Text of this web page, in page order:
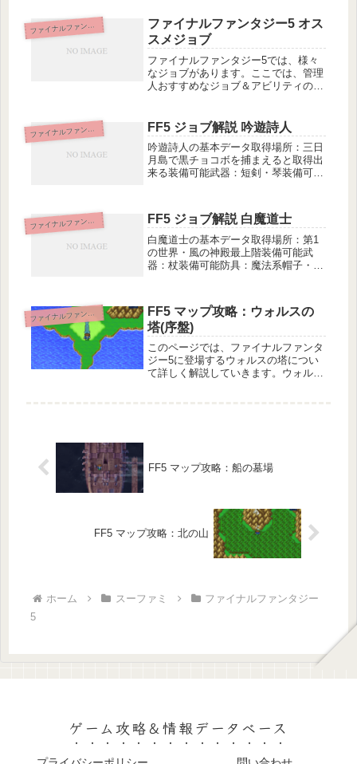
の館もあります。トゥールの村のエリ
ア特徴トゥールの村は海賊船入手後...
ファイナルファンタジー5
ファイナルファンタジー5 オス
スメジョブ
ファイナルファンタジー5では、様々
なジョブがあります。ここでは、管理
人おすすめなジョブ＆アビリティの組
～終盤魔法剣「ブレイク」は即死と同
等の効果があり、デスと違ってアンデ
ッ...
ファイナルファンタジー5 FF5 ジョブ解説 吟遊詩人
吟遊詩人の基本データ取得場所：三日
月島で黒チョコボを捕まえると取得出
来る装備可能武器：短剣・琴装備可能
が高く、力は低め。耐力の歌や素早さ
の歌などの味方支援やゆうわくのう
た、...
ファイナルファンタジー5 FF5 ジョブ解説 白魔道士
白魔道士の基本データ取得場所：第1
の世界・風の神殿最上階装備可能武
器：杖装備可能防具：魔法系帽子・ロ
魔力は最高クラス。補助・回復が中心
の白魔法が使えるため、サポートや回
復役...
ファイナルファンタジー5
FF5 マップ攻略：ウォルスの
塔(序盤)
このページでは、ファイナルファンタ
ジー5に登場するウォルスの塔につい
て詳しく解説していきます。ウォルス
FF5 マップ攻略：船の墓場
FF5 マップ攻略：北の山
ホーム スーファミ
ファイナルファンタジー
5
ゲーム攻略＆情報データベース